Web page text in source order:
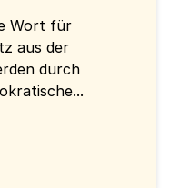
Wort für
aus der
durch